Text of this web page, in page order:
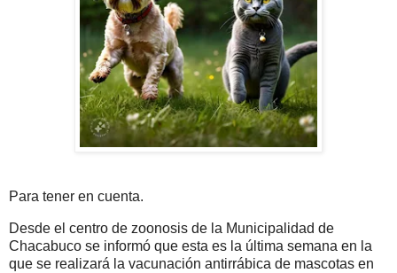
Para tener en cuenta.
Desde el centro de zoonosis de la Municipalidad de
Chacabuco se informó que esta es la última semana en la
que se realizará la vacunación antirrábica de mascotas en